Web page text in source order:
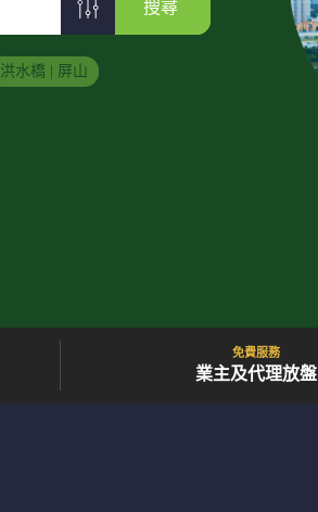
搜尋
洪水橋 | 屏山
免費服務
業主及代理放盤